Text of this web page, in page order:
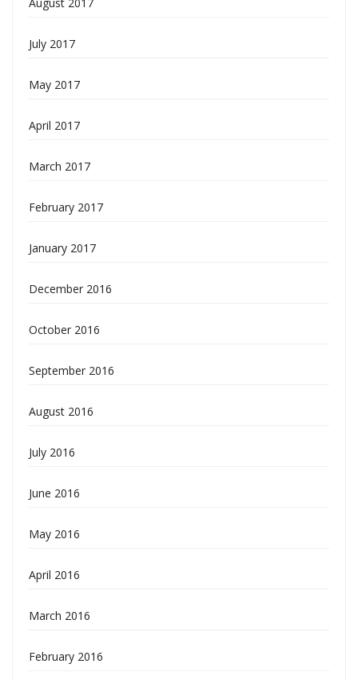
July 2017
May 2017
April 2017
March 2017
February 2017
January 2017
December 2016
October 2016
September 2016
August 2016
July 2016
June 2016
May 2016
April 2016
March 2016
February 2016